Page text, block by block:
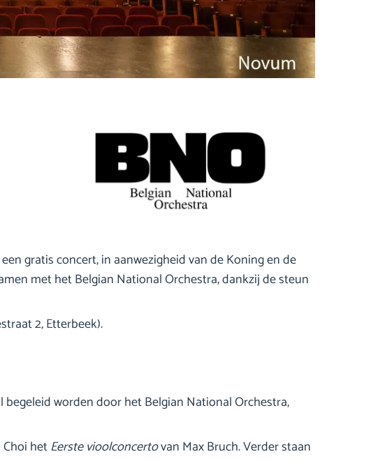
gratis concert, in aanwezigheid van de Koning en de
met het Belgian National Orchestra, dankzij de steun
2, Etterbeek).
begeleid worden door het Belgian National Orchestra,
Choi hetEerste vioolconcertovan Max Bruch. Verder staan